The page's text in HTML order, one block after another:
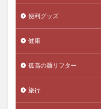
便利グッズ
健康
孤高の麺リフター
旅行